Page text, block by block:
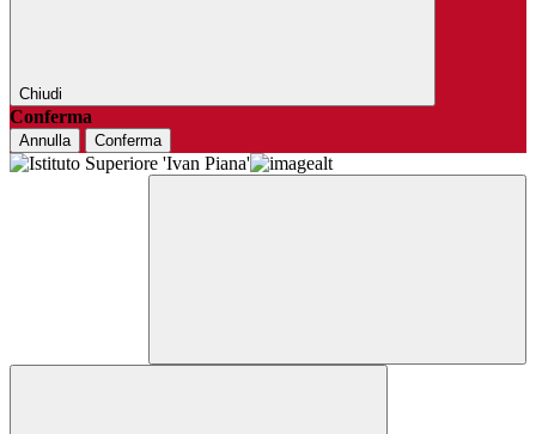
Chiudi
Conferma
Annulla Conferma